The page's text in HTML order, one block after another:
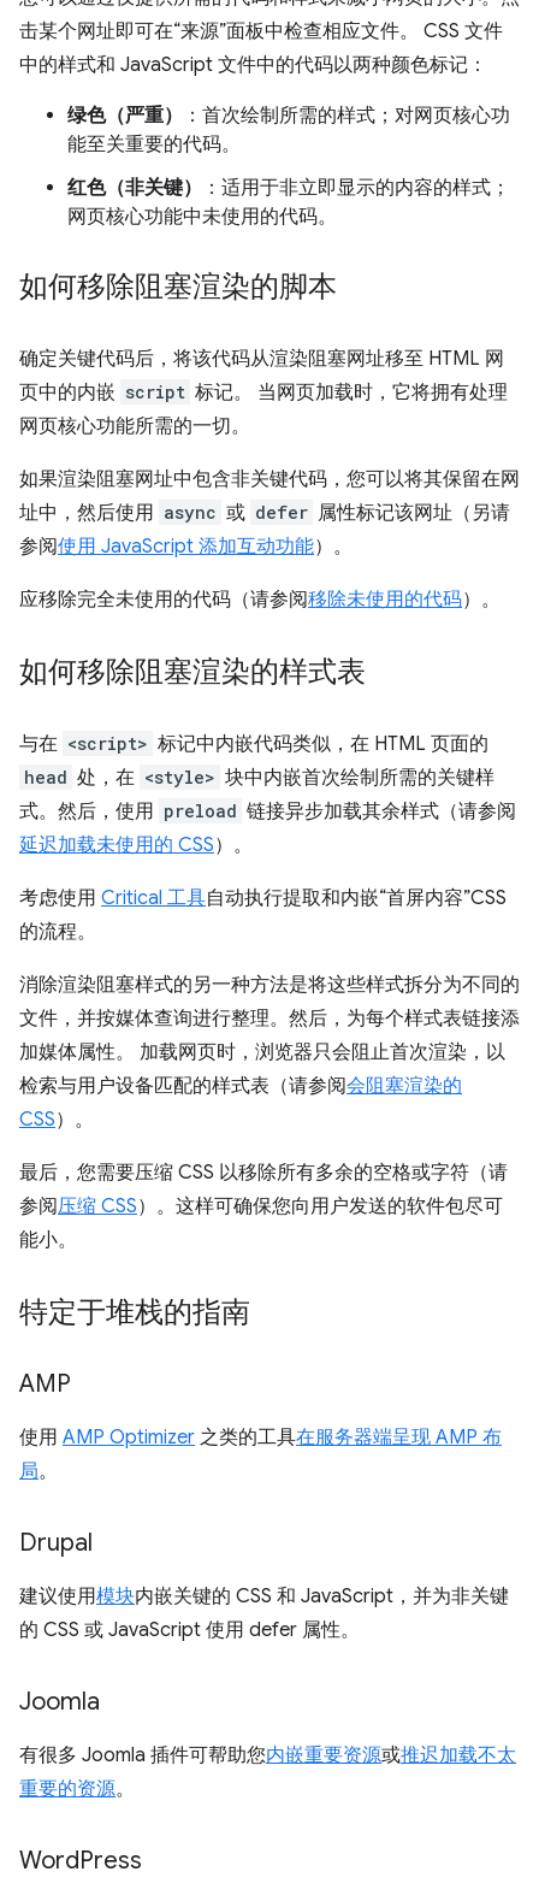
击某个网址即可在“来源”面板中检查相应文件。 CSS 文件
中的样式和 JavaScript 文件中的代码以两种颜色标记：
绿色（严重）
：首次绘制所需的样式；对网页核心功
能至关重要的代码。
红色（非关键）
：适用于非立即显示的内容的样式；
网页核心功能中未使用的代码。
如何移除阻塞渲染的脚本
确定关键代码后，将该代码从渲染阻塞网址移至 HTML 网
页中的内嵌 script 标记。 当网页加载时，它将拥有处理
网页核心功能所需的一切。
如果渲染阻塞网址中包含非关键代码，您可以将其保留在网
址中，然后使用 async 或 defer 属性标记该网址（另请
参阅使用 JavaScript 添加互动功能）。
应移除完全未使用的代码（请参阅移除未使用的代码）。
如何移除阻塞渲染的样式表
与在 <script> 标记中内嵌代码类似，在 HTML 页面的
head 处，在 <style> 块中内嵌首次绘制所需的关键样
式。然后，使用 preload 链接异步加载其余样式（请参阅
延迟加载未使用的 CSS）。
考虑使用 Critical 工具自动执行提取和内嵌“首屏内容”CSS
的流程。
消除渲染阻塞样式的另一种方法是将这些样式拆分为不同的
文件，并按媒体查询进行整理。然后，为每个样式表链接添
加媒体属性。 加载网页时，浏览器只会阻止首次渲染，以
检索与用户设备匹配的样式表（请参阅会阻塞渲染的
CSS）。
最后，您需要压缩 CSS 以移除所有多余的空格或字符（请
参阅压缩 CSS）。这样可确保您向用户发送的软件包尽可
能小。
特定于堆栈的指南
AMP
使用 AMP Optimizer 之类的工具在服务器端呈现 AMP 布
局。
Drupal
建议使用模块内嵌关键的 CSS 和 JavaScript，并为非关键
的 CSS 或 JavaScript 使用 defer 属性。
Joomla
有很多 Joomla 插件可帮助您内嵌重要资源或推迟加载不太
重要的资源。
WordPress